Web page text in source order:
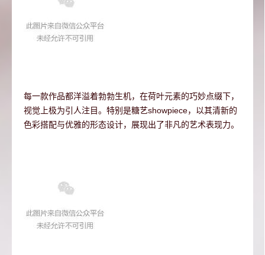
每一款作品都洋溢着勃勃生机，在荷叶元素的巧妙点缀下，
视觉上极为引人注目。特别是糖艺showpiece，以其清新的
色彩搭配与优雅的形态设计，展现出了非凡的艺术表现力。